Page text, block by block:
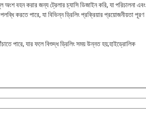
বহন করার জন্য ট্রেলার চ্যাসি ডিজাইন করি, যা পরিচালনা এবং
করতে পারে, যা বিভিন্ন ড্রিলিং প্রক্রিয়ার প্রয়োজনীয়তা পূরণ
পারে, যার ফলে বিশুদ্ধ ড্রিলিং সময় উন্নত হয়;হাইড্রোলিক